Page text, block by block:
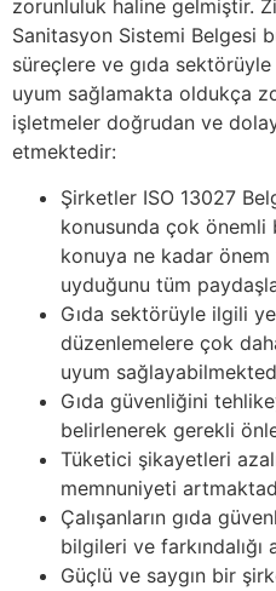
zorunluluk haline gelmiştir.
Sanitasyon Sistemi Belgesi
süreçlere ve gıda
uyum sağlamakta oldukça
işletmeler doğrudan ve
etmektedir:
Şirketler ISO 13027
konusunda çok önemli
konuya ne kadar
uyduğunu tüm
Gıda sektörüyle ilgili
düzenlemelere çok
uyum
Gıda güvenliğini
belirlenerek gerekli
Tüketici şikayetleri
memnuniyeti
Çalışanların gıda
bilgileri ve farkındalığı
Güçlü ve saygın bir